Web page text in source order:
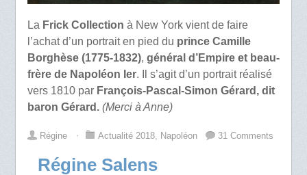
La Frick Collection à New York vient de faire
l’achat d’un portrait en pied du prince Camille
Borghèse (1775-1832), général d’Empire et beau-
frère de Napoléon Ier. Il s’agit d’un portrait réalisé
vers 1810 par François-Pascal-Simon Gérard, dit
baron Gérard. (Merci à Anne)
Régine ⋅ Actualité 2018, Napoléon 31 Comments
Régine Salens